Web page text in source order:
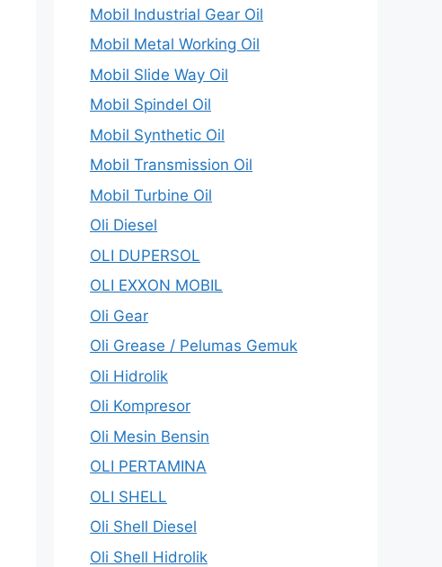
Mobil Industrial Gear Oil
Mobil Metal Working Oil
Mobil Slide Way Oil
Mobil Spindel Oil
Mobil Synthetic Oil
Mobil Transmission Oil
Mobil Turbine Oil
Oli Diesel
OLI DUPERSOL
OLI EXXON MOBIL
Oli Gear
Oli Grease / Pelumas Gemuk
Oli Hidrolik
Oli Kompresor
Oli Mesin Bensin
OLI PERTAMINA
OLI SHELL
Oli Shell Diesel
Oli Shell Hidrolik